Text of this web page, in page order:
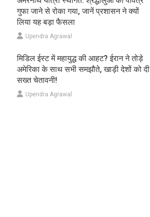
गुफा जाने से रोका गया, जानें प्रशासन ने क्यों
लिया यह बड़ा फैसला
Upendra Agrawal
मिडिल ईस्ट में महायुद्ध की आहट? ईरान ने तोड़े
अमेरिका के साथ सभी समझौते, खाड़ी देशों को दी
सख्त चेतावनी!
Upendra Agrawal